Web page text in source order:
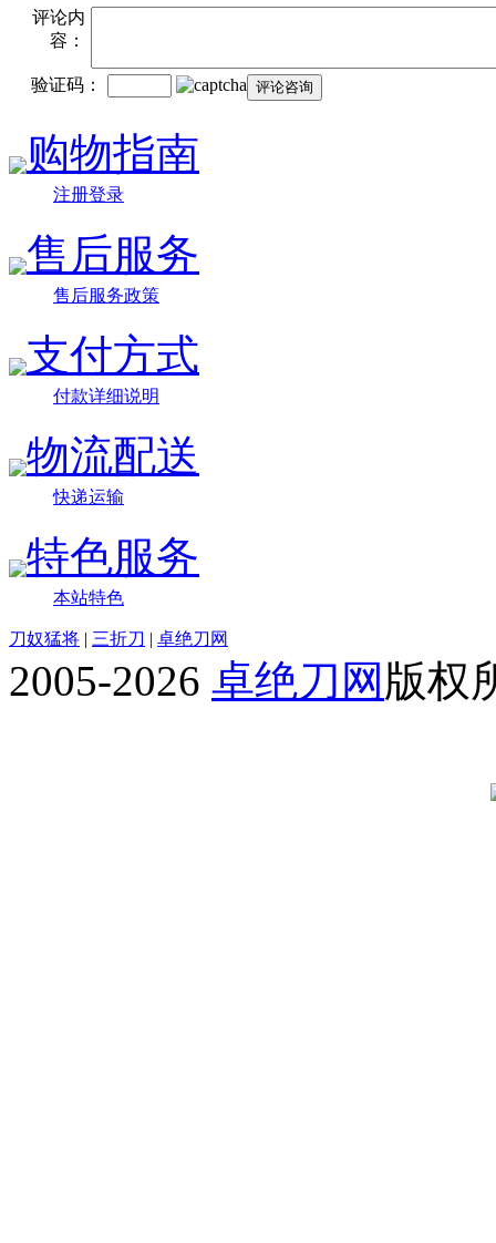
评论内
容：
验证码：
购物指南
注册登录
售后服务
售后服务政策
支付方式
付款详细说明
物流配送
快递运输
特色服务
本站特色
刀奴猛将 | 三折刀 | 卓绝刀网
2005-2026 卓绝刀网 版权